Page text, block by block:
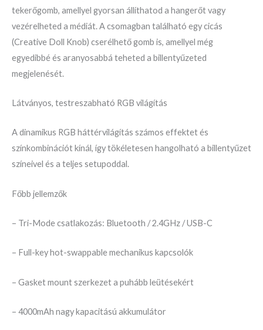
tekerőgomb, amellyel gyorsan állíthatod a hangerőt vagy
vezérelheted a médiát. A csomagban található egy cicás
(Creative Doll Knob) cserélhető gomb is, amellyel még
egyedibbé és aranyosabbá teheted a billentyűzeted
megjelenését.
Látványos, testreszabható RGB világítás
A dinamikus RGB háttérvilágítás számos effektet és
színkombinációt kínál, így tökéletesen hangolható a billentyűzet
színeivel és a teljes setupoddal.
Főbb jellemzők
– Tri-Mode csatlakozás: Bluetooth / 2.4GHz / USB-C
– Full-key hot-swappable mechanikus kapcsolók
– Gasket mount szerkezet a puhább leütésekért
– 4000mAh nagy kapacitású akkumulátor